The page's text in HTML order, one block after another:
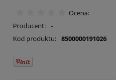
Ocena:
Producent: -
Kod produktu: 8500000191026